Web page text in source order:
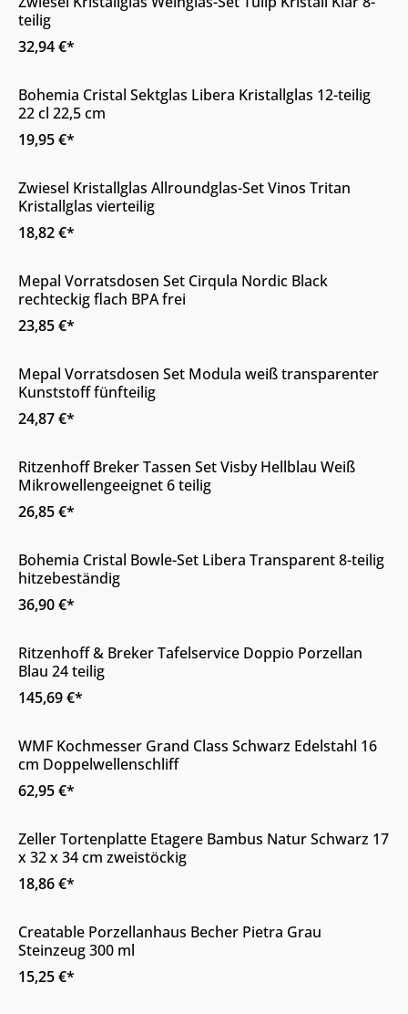
teilig
32,94 €*
Online & im Möbelhaus verfügbar
Bohemia Cristal Sektglas Libera Kristallglas 12-teilig
22 cl 22,5 cm
19,95 €*
Online & im Möbelhaus verfügbar
Zwiesel Kristallglas Allroundglas-Set Vinos Tritan
Kristallglas vierteilig
18,82 €*
Online & im Möbelhaus verfügbar
Mepal Vorratsdosen Set Cirqula Nordic Black
rechteckig flach BPA frei
23,85 €*
Online & im Möbelhaus verfügbar
Mepal Vorratsdosen Set Modula weiß transparenter
Kunststoff fünfteilig
24,87 €*
Nur Online erhältlich
Ritzenhoff Breker Tassen Set Visby Hellblau Weiß
Mikrowellengeeignet 6 teilig
26,85 €*
Online & im Möbelhaus verfügbar
Bohemia Cristal Bowle-Set Libera Transparent 8-teilig
hitzebeständig
36,90 €*
Nur Online erhältlich
Ritzenhoff & Breker Tafelservice Doppio Porzellan
Blau 24 teilig
145,69 €*
Online & im Möbelhaus verfügbar
WMF Kochmesser Grand Class Schwarz Edelstahl 16
cm Doppelwellenschliff
62,95 €*
Online & im Möbelhaus verfügbar
Zeller Tortenplatte Etagere Bambus Natur Schwarz 17
x 32 x 34 cm zweistöckig
18,86 €*
Online & im Möbelhaus erhältlich
Creatable Porzellanhaus Becher Pietra Grau
Steinzeug 300 ml
15,25 €*
Online & im Möbelhaus erhältlich